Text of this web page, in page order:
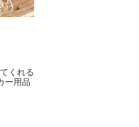
くれる
ー用品